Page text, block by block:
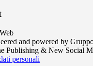
and powered by
Publishing & New Social
personali